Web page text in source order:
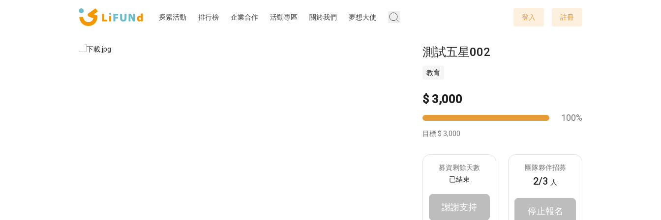
探索活動 排行榜 企業合作 活動專區 關於我們 夢想大使 登入 註冊
測試五星002
教育
$ 3,000
100%
目標 $ 3,000
募資剩餘天數
已結束
謝謝支持
團隊夥伴招募
2/3 人
停止報名